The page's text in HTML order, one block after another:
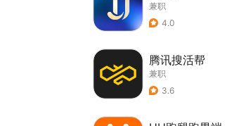
兼职
4.0
腾讯搜活帮
兼职
3.6